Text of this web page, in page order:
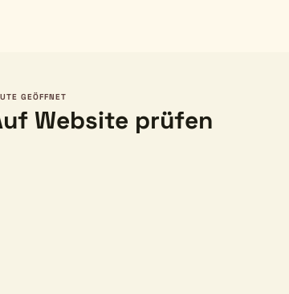
GEÖFFNET
Website prüfen